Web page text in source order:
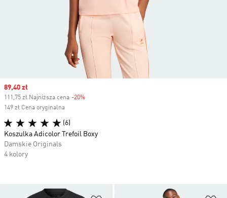
Sale price
89,40 zł
111,75 zł Najniższa cena -20%
149 zł Cena oryginalna
(6)
Koszulka Adicolor Trefoil Boxy
Damskie Originals
4 kolory